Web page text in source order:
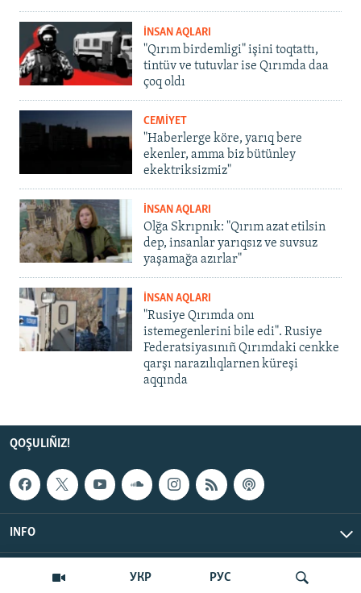
УКР РУС
İNSAN AQLARI
"Qırım birdemligi" işini toqtattı,
tintüv ve tutuvlar ise Qırımda daa
çoq oldı
CEMİYET
"Haberlerge köre, yarıq bere
ekenler, amma biz bütünley
ekektriksizmiz"
İNSAN AQLARI
Olğa Skrıpnık: "Qırım azat etilsin
dep, insanlar yarıqsız ve suvsuz
yaşamağa azırlar"
İNSAN AQLARI
"Rusiye Qırımda onı
istemegenlerini bile edi". Rusiye
Federatsiyasınıñ Qırımdaki cenkke
qarşı narazılıqlarnen küreşi
aqqında
QOŞULIÑIZ!
INFO
© Qırım.Aqiqat, 2026 | All Rights Reserved.